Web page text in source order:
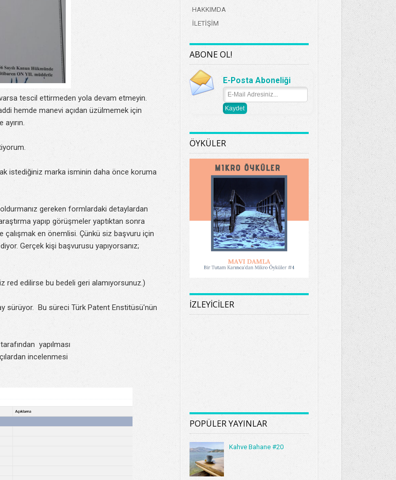
tescil ettirmeden yola devam etmeyin.
hemde manevi açıdan üzülmemek için
istediğiniz marka isminin daha önce koruma
gereken formlardaki detaylardan
yapıp görüşmeler yaptıktan sonra
çalışmak en önemlisi. Çünkü siz başvuru için
Gerçek kişi başvurusu yapıyorsanız;
red edilirse bu bedeli geri alamıyorsunuz.)
sürüyor. Bu süreci Türk Patent Enstitüsü'nün
yapılması
incelenmesi
HAKKIMDA
İLETİŞİM
ABONE OL!
E-Posta Aboneliği
ÖYKÜLER
İZLEYİCİLER
POPÜLER YAYINLAR
Kahve Bahane #20